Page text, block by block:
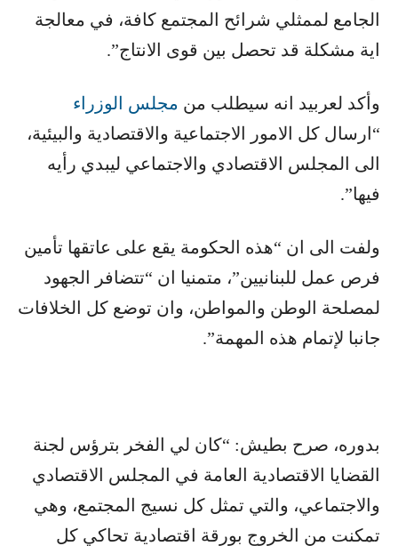
الجامع لممثلي شرائح المجتمع كافة، في معالجة
اية مشكلة قد تحصل بين قوى الانتاج”.
وأكد لعربيد انه سيطلب من ​ مجلس الوزراء
“ارسال كل الامور الاجتماعية والاقتصادية والبيئية،
الى المجلس الاقتصادي والاجتماعي ليبدي رأيه
فيها”.
ولفت الى ان “هذه الحكومة يقع على عاتقها تأمين
فرص عمل للبنانيين”، متمنيا ان “تتضافر الجهود
لمصلحة الوطن والمواطن، وان توضع كل الخلافات
جانبا لإتمام هذه المهمة”.
بدوره، صرح بطيش: “كان لي الفخر بترؤس لجنة
القضايا الاقتصادية العامة في المجلس الاقتصادي
والاجتماعي، والتي تمثل كل نسيج المجتمع، وهي
تمكنت من الخروج بورقة اقتصادية تحاكي كل